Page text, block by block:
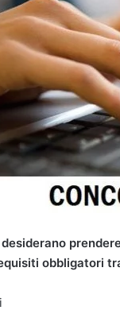
obbligatori